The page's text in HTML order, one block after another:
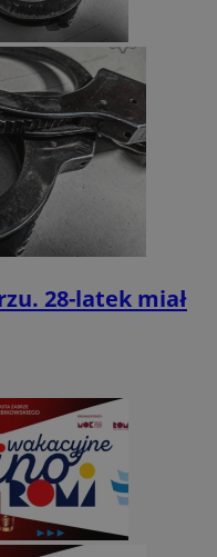
28-latek miał